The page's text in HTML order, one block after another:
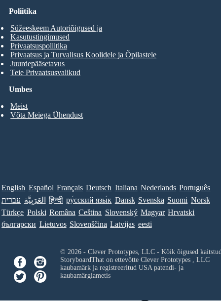
Umbes
Meist
Võta Meiega Ühendust
Poliitika
Süžeeskeem Autoriõigused ja
Kasutustingimused
Privaatsuspoliitika
Privaatsus ja Turvalisus Koolidele ja Õpilastele
Juurdepääsetavus
Teie Privaatsusvalikud
English Español Français Deutsch Italiana Nederlands Português
עברית العَرَبِيَّة हिन्दी ру́сский язы́к Dansk Svenska Suomi Norsk
Türkçe Polski Româna Ceština Slovenský Magyar Hrvatski
български Lietuvos Slovenščina Latvijas eesti
© 2026 - Clever Prototypes, LLC - Kõik õigused
StoryboardThat on ettevõtte Clever Prototypes , LLC
kaubamärk ja registreeritud USA patendi- ja
kaubamärgiametis